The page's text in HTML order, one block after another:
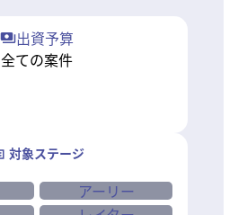
出資予算
全ての案件
対象ステージ
アーリー